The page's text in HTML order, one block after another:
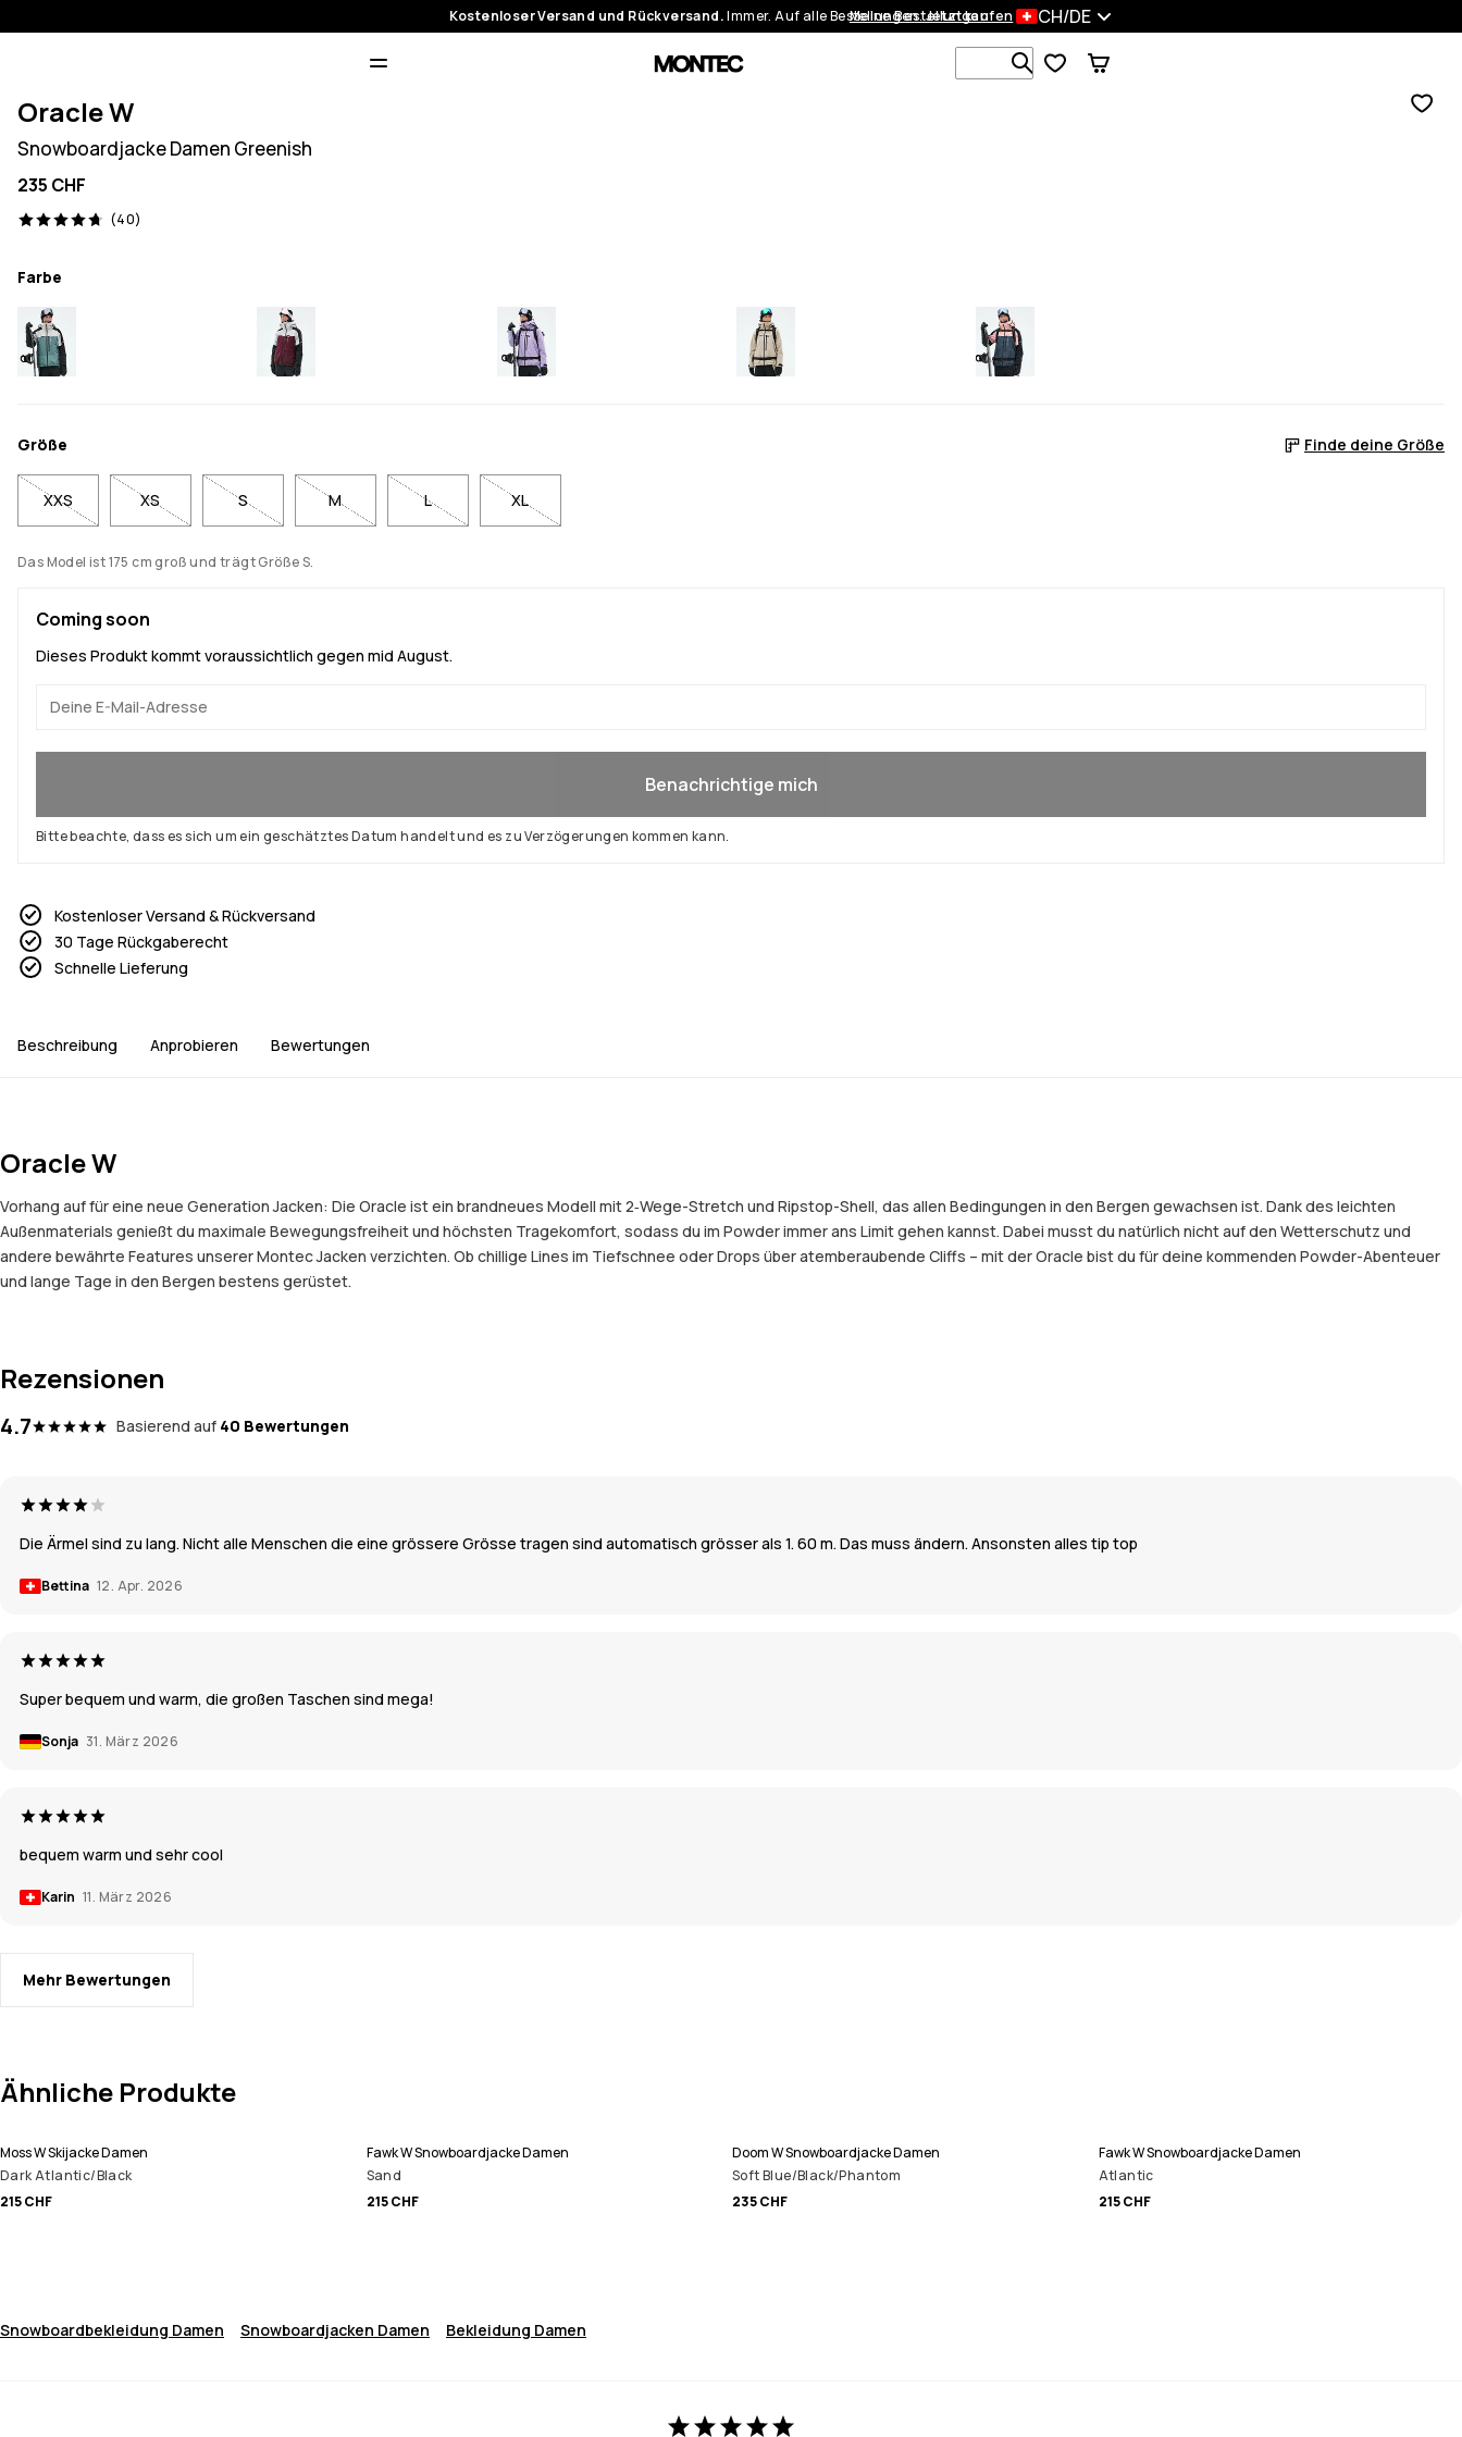
Kostenloser Versand und Rückversand.Immer. Auf alle Bestellungen.Jetzt kaufen
Meine Bestellungen CH/DE
Durchsuche 1 000+ Produkte
Oracle W
Snowboardjacke Damen Greenish
235 CHF
(40)
40 Reviews, 4.7/5
Farbe
Größe Finde deine Größe
XXS XS S M L XL
Das Model ist 175 cm groß und trägt Größe S.
Coming soon
Dieses Produkt kommt voraussichtlich gegen mid August.
Benachrichtige mich
Bitte beachte, dass es sich um ein geschätztes Datum handelt und es zu Verzögerungen kommen kann.
Kostenloser Versand & Rückversand
30 Tage Rückgaberecht
Schnelle Lieferung
Beschreibung Anprobieren Bewertungen
Oracle W
Vorhang auf für eine neue Generation Jacken: Die Oracle ist ein brandneues Modell mit 2‑Wege-Stretch und Ripstop-Shell, das allen Bedingungen in den Bergen gewachsen ist. Dank des leichten
Außenmaterials genießt du maximale Bewegungsfreiheit und höchsten Tragekomfort, sodass du im Powder immer ans Limit gehen kannst. Dabei musst du natürlich nicht auf den Wetterschutz und
andere bewährte Features unserer Montec Jacken verzichten. Ob chillige Lines im Tiefschnee oder Drops über atemberaubende Cliffs – mit der Oracle bist du für deine kommenden Powder-Abenteuer
und lange Tage in den Bergen bestens gerüstet.
Rezensionen
4.7 Basierend auf 40 Bewertungen
Die Ärmel sind zu lang. Nicht alle Menschen die eine grössere Grösse tragen sind automatisch grösser als 1. 60 m. Das muss ändern. Ansonsten alles tip top
Bettina 12. Apr. 2026
Super bequem und warm, die großen Taschen sind mega!
Sonja 31. März 2026
bequem warm und sehr cool
Karin 11. März 2026
Mehr Bewertungen
Ähnliche Produkte
Moss W Skijacke Damen
Dark Atlantic/Black
215 CHF
Fawk W Snowboardjacke Damen
Sand
215 CHF
Doom W Snowboardjacke Damen
Soft Blue/Black/Phantom
235 CHF
Fawk W Snowboardjacke Damen
Atlantic
215 CHF
Snowboardbekleidung Damen Snowboardjacken Damen Bekleidung Damen